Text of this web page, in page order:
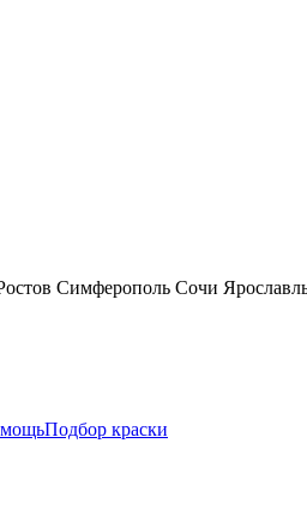
Симферополь Сочи
Подбор краски